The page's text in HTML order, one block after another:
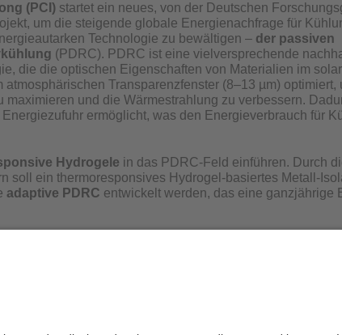
(PCI) startet ein neues, von der Deutschen
um die steigende globale Energienachfrage für
Technologie zu bewältigen – der passiven
(PDRC). PDRC ist eine vielversprechende
die die optischen Eigenschaften von Materialien im
atmosphärischen Transparenzfenster (8–13 µm)
maximieren und die Wärmestrahlung zu verbessern.
ermöglicht, was den Energieverbrauch für
Hydrogele in das PDRC-Feld einführen. Durch
soll ein thermoresponsives Hydrogel-basiertes Metall-
adaptive PDRC entwickelt werden, das eine ganzjährige